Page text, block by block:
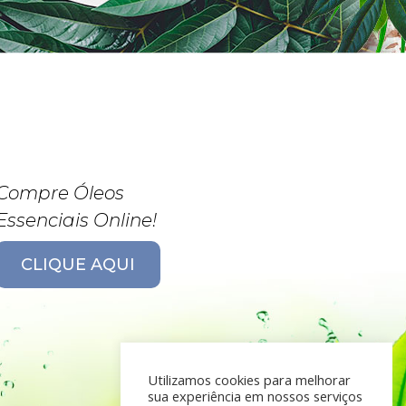
Óleos
Online!
CLIQUE AQUI
Utilizamos cookies para melhorar
sua experiência em nossos serviços